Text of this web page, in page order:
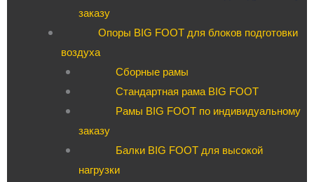
заказу
Опоры BIG FOOT для блоков подготовки
воздуха
Сборные рамы
Стандартная рама BIG FOOT
Рамы BIG FOOT по индивидуальному
заказу
Балки BIG FOOT для высокой
нагрузки